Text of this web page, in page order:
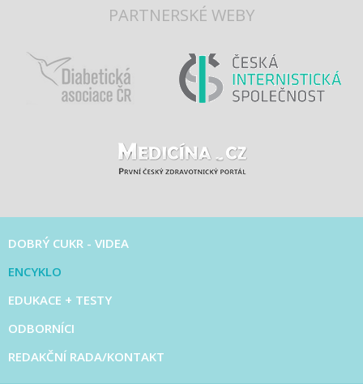
PARTNERSKÉ WEBY
DOBRÝ CUKR - VIDEA
ENCYKLO
EDUKACE + TESTY
ODBORNÍCI
REDAKČNÍ RADA/KONTAKT